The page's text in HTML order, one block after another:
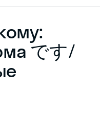
です/